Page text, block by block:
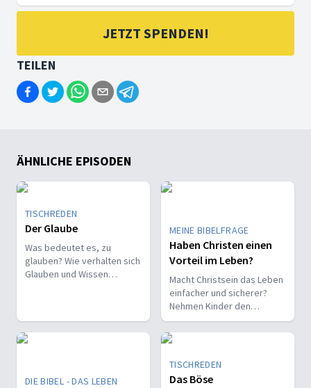
JETZT SPENDEN!
TEILEN
ÄHNLICHE EPISODEN
TISCHREDEN
Der Glaube
Was bedeutet es, zu
glauben? Wie verhalten sich
Glauben und Wissen
MEINE BIBELFRAGE
Haben Christen einen
Vorteil im Leben?
Macht Christsein das Leben
einfacher und sicherer?
Nehmen Kinder den
Glauben leichter an als
Erwachsene?
DIE BIBEL - DAS LEBEN
TISCHREDEN
Das Böse